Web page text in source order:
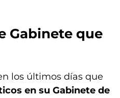
Gabinete que
los últimos días que
en su Gabinete de